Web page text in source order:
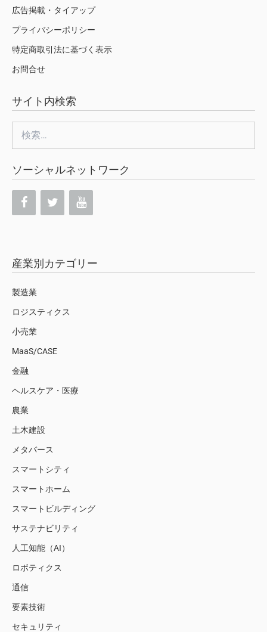
広告掲載・タイアップ
プライバシーポリシー
特定商取引法に基づく表示
お問合せ
サイト内検索
索:
ソーシャルネットワーク
産業別カテゴリー
製造業
ロジスティクス
小売業
MaaS/CASE
金融
ヘルスケア・医療
農業
土木建設
メタバース
スマートシティ
スマートホーム
スマートビルディング
サステナビリティ
人工知能（AI）
ロボティクス
通信
要素技術
セキュリティ